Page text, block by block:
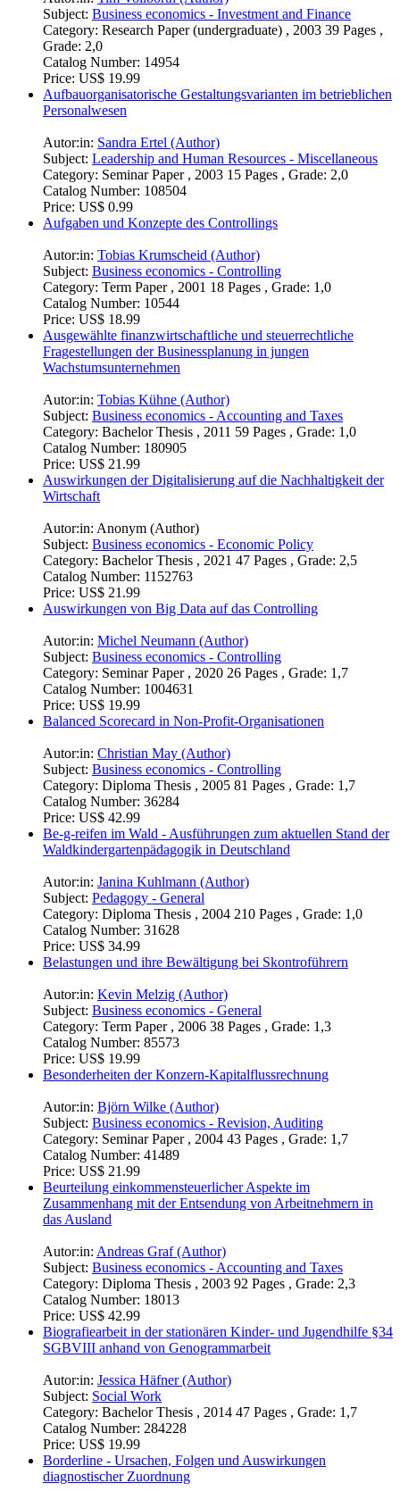
Subject: Business economics - Investment and Finance
Category: Research Paper (undergraduate) , 2003 39 Pages ,
Grade: 2,0
Catalog Number: 14954
Price: US$ 19.99
Aufbauorganisatorische Gestaltungsvarianten im betrieblichen
Personalwesen
Autor:in: Sandra Ertel (Author)
Subject: Leadership and Human Resources - Miscellaneous
Category: Seminar Paper , 2003 15 Pages , Grade: 2,0
Catalog Number: 108504
Price: US$ 0.99
Aufgaben und Konzepte des Controllings
Autor:in: Tobias Krumscheid (Author)
Subject: Business economics - Controlling
Category: Term Paper , 2001 18 Pages , Grade: 1,0
Catalog Number: 10544
Price: US$ 18.99
Ausgewählte finanzwirtschaftliche und steuerrechtliche
Fragestellungen der Businessplanung in jungen
Wachstumsunternehmen
Autor:in: Tobias Kühne (Author)
Subject: Business economics - Accounting and Taxes
Category: Bachelor Thesis , 2011 59 Pages , Grade: 1,0
Catalog Number: 180905
Price: US$ 21.99
Auswirkungen der Digitalisierung auf die Nachhaltigkeit der
Wirtschaft
Autor:in: Anonym (Author)
Subject: Business economics - Economic Policy
Category: Bachelor Thesis , 2021 47 Pages , Grade: 2,5
Catalog Number: 1152763
Price: US$ 21.99
Auswirkungen von Big Data auf das Controlling
Autor:in: Michel Neumann (Author)
Subject: Business economics - Controlling
Category: Seminar Paper , 2020 26 Pages , Grade: 1,7
Catalog Number: 1004631
Price: US$ 19.99
Balanced Scorecard in Non-Profit-Organisationen
Autor:in: Christian May (Author)
Subject: Business economics - Controlling
Category: Diploma Thesis , 2005 81 Pages , Grade: 1,7
Catalog Number: 36284
Price: US$ 42.99
Be-g-reifen im Wald - Ausführungen zum aktuellen Stand der
Waldkindergartenpädagogik in Deutschland
Autor:in: Janina Kuhlmann (Author)
Subject: Pedagogy - General
Category: Diploma Thesis , 2004 210 Pages , Grade: 1,0
Catalog Number: 31628
Price: US$ 34.99
Belastungen und ihre Bewältigung bei Skontroführern
Autor:in: Kevin Melzig (Author)
Subject: Business economics - General
Category: Term Paper , 2006 38 Pages , Grade: 1,3
Catalog Number: 85573
Price: US$ 19.99
Besonderheiten der Konzern-Kapitalflussrechnung
Autor:in: Björn Wilke (Author)
Subject: Business economics - Revision, Auditing
Category: Seminar Paper , 2004 43 Pages , Grade: 1,7
Catalog Number: 41489
Price: US$ 21.99
Beurteilung einkommensteuerlicher Aspekte im
Zusammenhang mit der Entsendung von Arbeitnehmern in
das Ausland
Autor:in: Andreas Graf (Author)
Subject: Business economics - Accounting and Taxes
Category: Diploma Thesis , 2003 92 Pages , Grade: 2,3
Catalog Number: 18013
Price: US$ 42.99
Biografiearbeit in der stationären Kinder- und Jugendhilfe §34
SGBVIII anhand von Genogrammarbeit
Autor:in: Jessica Häfner (Author)
Subject: Social Work
Category: Bachelor Thesis , 2014 47 Pages , Grade: 1,7
Catalog Number: 284228
Price: US$ 19.99
Borderline - Ursachen, Folgen und Auswirkungen
diagnostischer Zuordnung